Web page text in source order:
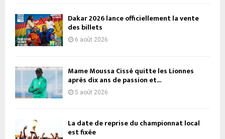
Dakar 2026 lance officiellement la vente
des billets
6 août 2026
Mame Moussa Cissé quitte les Lionnes
après dix ans de passion et...
5 août 2026
La date de reprise du championnat local
est fixée